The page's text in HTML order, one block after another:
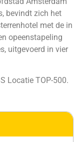
bevindt zich het
met de in
opeenstapeling
uitgevoerd in vier
Locatie TOP-500.